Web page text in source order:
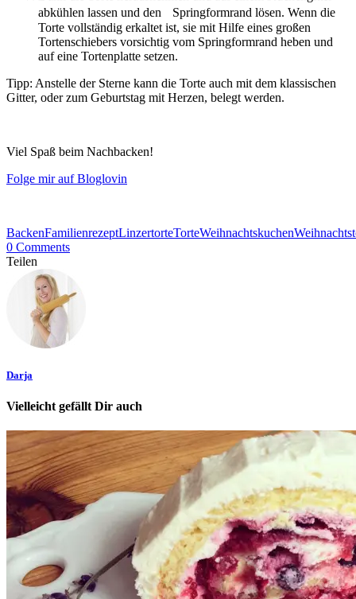
abkühlen lassen und den Springformrand lösen. Wenn die
Torte vollständig erkaltet ist, sie mit Hilfe eines großen
Tortenschiebers vorsichtig vom Springformrand heben und
auf eine Tortenplatte setzen.
Tipp: Anstelle der Sterne kann die Torte auch mit dem klassischen
Gitter, oder zum Geburtstag mit Herzen, belegt werden.
Viel Spaß beim Nachbacken!
Folge mir auf Bloglovin
BackenFamilienrezeptLinzertorteTorteWeihnachtskuchen
0 Comments
Teilen
Darja
Vielleicht gefällt Dir auch